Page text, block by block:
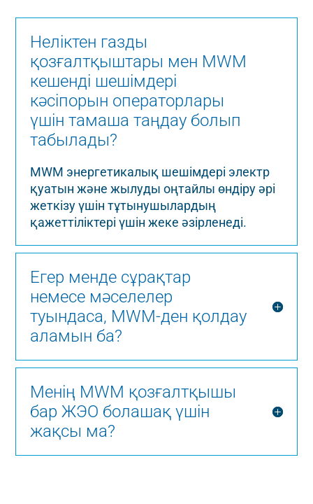
Неліктен газды
қозғалтқыштары мен MWM
кешенді шешімдері
кәсіпорын операторлары
үшін тамаша таңдау болып
табылады?
MWM энергетикалық шешімдері электр
қуатын және жылуды оңтайлы өндіру әрі
жеткізу үшін тұтынушылардың
қажеттіліктері үшін жеке әзірленеді.
Егер менде сұрақтар
немесе мәселелер
туындаса, MWM-ден қолдау
аламын ба?
Менің MWM қозғалтқышы
бар ЖЭО болашақ үшін
жақсы ма?